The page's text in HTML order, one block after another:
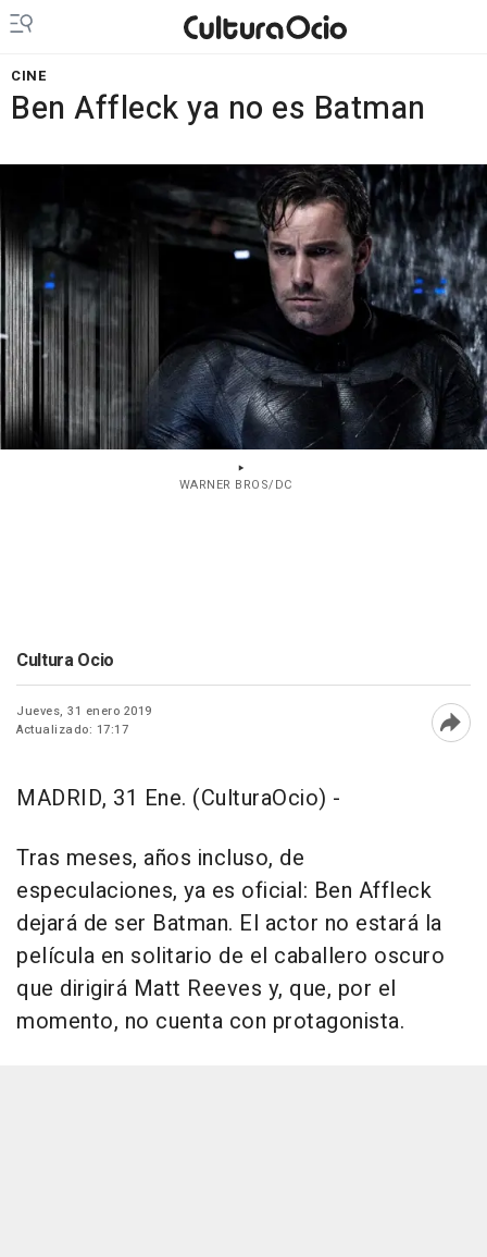
CINE
Ben Affleck ya no es Batman
WARNER BROS/DC
Cultura Ocio
Jueves, 31 enero 2019
Actualizado: 17:17
MADRID, 31 Ene. (CulturaOcio) -
Tras meses, años incluso, de
especulaciones, ya es oficial: Ben Affleck
dejará de ser Batman. El actor no estará la
película en solitario de el caballero oscuro
que dirigirá Matt Reeves y, que, por el
momento, no cuenta con protagonista.